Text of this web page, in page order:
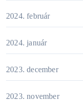
2024. február
2024. január
2023. december
2023. november